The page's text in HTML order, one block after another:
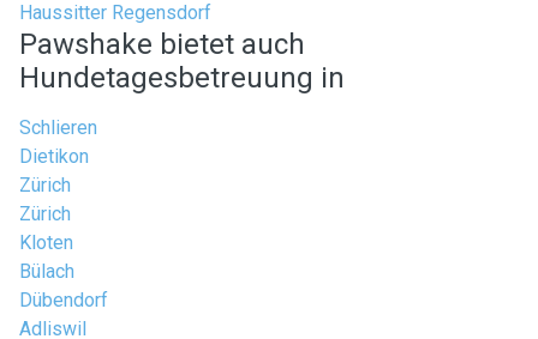
Haussitter Regensdorf
Pawshake bietet auch
Hundetagesbetreuung in
Schlieren
Dietikon
Zürich
Zürich
Kloten
Bülach
Dübendorf
Adliswil